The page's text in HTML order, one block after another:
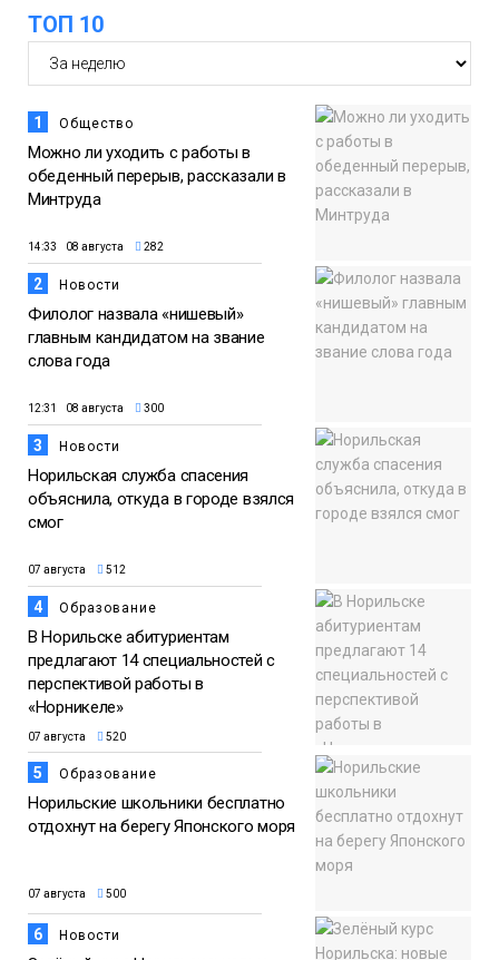
Новости
ТОП 10
1 Общество
Можно ли уходить с работы в
обеденный перерыв, рассказали в
Минтруда
14:33 08 августа 282
2 Новости
Филолог назвала «нишевый»
главным кандидатом на звание
слова года
12:31 08 августа 300
3 Новости
Норильская служба спасения
объяснила, откуда в городе взялся
смог
07 августа 512
4 Образование
В Норильске абитуриентам
предлагают 14 специальностей с
перспективой работы в
«Норникеле»
07 августа 520
5 Образование
Норильские школьники бесплатно
отдохнут на берегу Японского моря
07 августа 500
6 Новости